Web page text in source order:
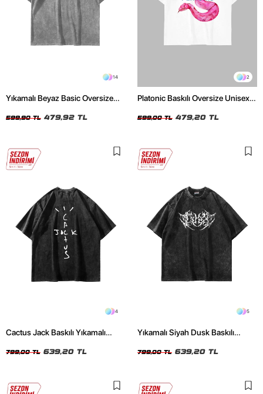
14
Yıkamalı Beyaz Basic Oversize
599,90 TL 479,92 TL
2
Platonic Baskılı Oversize Unisex
599,00 TL 479,20 TL
4
Cactus Jack Baskılı Yıkamalı
799,00 TL 639,20 TL
5
Yıkamalı Siyah Dusk Baskılı
799,00 TL 639,20 TL